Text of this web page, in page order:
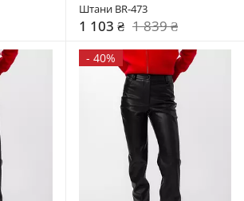
Штани BR-473
1 103 ₴ 1 839 ₴
- 40%